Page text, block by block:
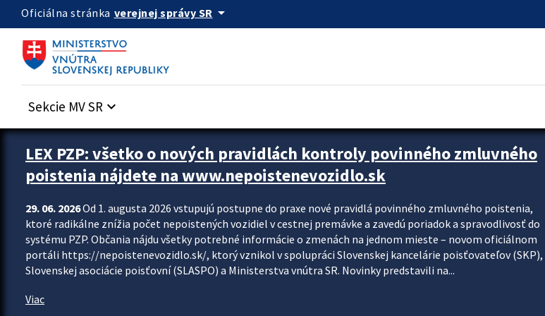
Preskocit na hlavný obsah
Oficiálna stránka verejnej správy SR arrow_drop_down
Sekcie MV SR keyboard_arrow_down
Zastavit automatický posun upútavok
LEX PZP: všetko o nových pravidlách kontroly povinného zmluvného
poistenia nájdete na www.nepoistenevozidlo.sk
29. 06. 2026Od 1. augusta 2026 vstupujú postupne do praxe nové pravidlá povinného zmluvného poistenia,
ktoré radikálne znížia počet nepoistených vozidiel v cestnej premávke a zavedú poriadok a spravodlivosť do
systému PZP. Občania nájdu všetky potrebné informácie o zmenách na jednom mieste – novom oficiálnom
portáli https://nepoistenevozidlo.sk/, ktorý vznikol v spolupráci Slovenskej kancelárie poisťovateľov (SKP),
Slovenskej asociácie poisťovní (SLASPO) a Ministerstva vnútra SR. Novinky predstavili na...
Viac